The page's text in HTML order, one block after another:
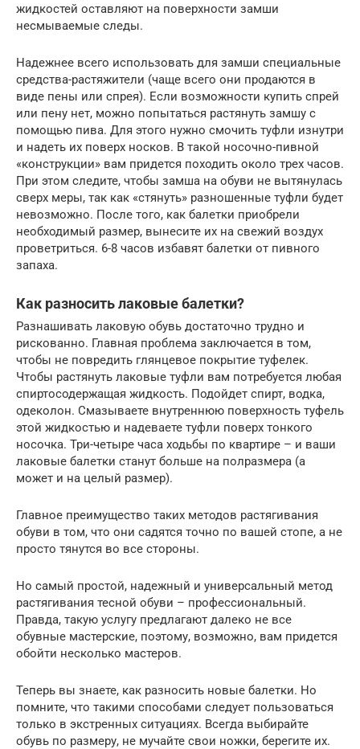
жидкостей оставляют на поверхности замши
несмываемые следы.
Надежнее всего использовать для замши специальные
средства-растяжители (чаще всего они продаются в
виде пены или спрея). Если возможности купить спрей
или пену нет, можно попытаться растянуть замшу с
помощью пива. Для этого нужно смочить туфли изнутри
и надеть их поверх носков. В такой носочно-пивной
«конструкции» вам придется походить около трех часов.
При этом следите, чтобы замша на обуви не вытянулась
сверх меры, так как «стянуть» разношенные туфли будет
невозможно. После того, как балетки приобрели
необходимый размер, вынесите их на свежий воздух
проветриться. 6-8 часов избавят балетки от пивного
запаха.
Как разносить лаковые балетки?
Разнашивать лаковую обувь достаточно трудно и
рискованно. Главная проблема заключается в том,
чтобы не повредить глянцевое покрытие туфелек.
Чтобы растянуть лаковые туфли вам потребуется любая
спиртосодержащая жидкость. Подойдет спирт, водка,
одеколон. Смазываете внутреннюю поверхность туфель
этой жидкостью и надеваете туфли поверх тонкого
носочка. Три-четыре часа ходьбы по квартире – и ваши
лаковые балетки станут больше на полразмера (а
может и на целый размер).
Главное преимущество таких методов растягивания
обуви в том, что они садятся точно по вашей стопе, а не
просто тянутся во все стороны.
Но самый простой, надежный и универсальный метод
растягивания тесной обуви – профессиональный.
Правда, такую услугу предлагают далеко не все
обувные мастерские, поэтому, возможно, вам придется
обойти несколько мастеров.
Теперь вы знаете, как разносить новые балетки. Но
помните, что такими способами следует пользоваться
только в экстренных ситуациях. Всегда выбирайте
обувь по размеру, не мучайте свои ножки, берегите их.